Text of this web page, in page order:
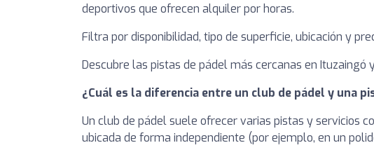
deportivos que ofrecen alquiler por horas.
Filtra por disponibilidad, tipo de superficie, ubicación y
Descubre las pistas de pádel más cercanas en
¿Cuál es la diferencia entre un club de pádel y una
Un club de pádel suele ofrecer varias pistas y servicios
ubicada de forma independiente (por ejemplo, en un